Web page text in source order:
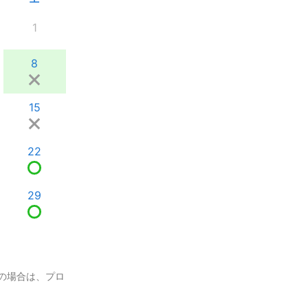
1
8
15
22
29
場合は、プロ